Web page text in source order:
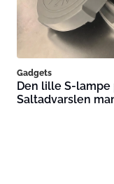
Gadgets
Den lille S-lampe
Saltadvarslen